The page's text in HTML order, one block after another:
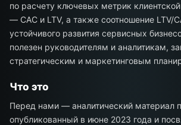
по расчету ключевых метрик
— CAC и LTV, а также соотношение LTV/
устойчивого развития сервисных
полезен руководителям и аналитикам,
стратегическим и маркетинговым
Что это
Перед нами — аналитический материал
опубликованный в июне 2023 года и